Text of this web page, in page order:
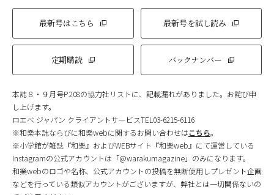
最新号はこちら 最新号を試し読み
定期購読 バックナンバー
本誌８・９月号P.208の協力社リストに、記載漏れがありました。お詫び申
し上げます。
ロエベ ジャパン クライアントサービスTEL03-6215-6116
※和樂本誌ならびに和樂webに関するお問い合わせはこちら。
※小学館が雑誌『和樂』およびWEBサイト『和樂web』にて運営している
Instagramの公式アカウントは「@warakumagazine」のみになります。
和樂webのロゴや名称、公式アカウントの投稿を無断使用しプレゼント企画
などを行っている類似アカウントがございますが、弊社とは一切関係ないの